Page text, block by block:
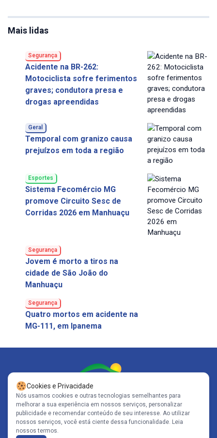
Mais lidas
Segurança
Acidente na BR-262:
Motociclista sofre ferimentos
graves; condutora presa e
drogas apreendidas
Geral
Temporal com granizo causa
prejuízos em toda a região
Esportes
Sistema Fecomércio MG
promove Circuito Sesc de
Corridas 2026 em Manhuaçu
Segurança
Jovem é morto a tiros na
cidade de São João do
Manhuaçu
Segurança
Quatro mortos em acidente na
MG-111, em Ipanema
Siga-nos
Cookies e Privacidade
Nós usamos cookies e outras tecnologias semelhantes para
melhorar a sua experiência em nossos serviços, personalizar
publicidade e recomendar conteúdo de seu interesse. Ao utilizar
nossos serviços, você está ciente dessa funcionalidade. Leia
nossos termos.